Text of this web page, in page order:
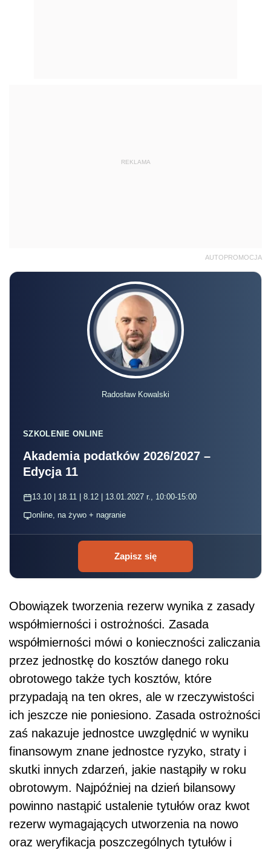
REKLAMA
AUTOPROMOCJA
Radosław Kowalski
SZKOLENIE ONLINE
Akademia podatków 2026/2027 –
Edycja 11
13.10 | 18.11 | 8.12 | 13.01.2027 r., 10:00-15:00
online, na żywo + nagranie
Zapisz się
Obowiązek tworzenia rezerw wynika z zasady
współmierności i ostrożności. Zasada
współmierności mówi o konieczności zaliczania
przez jednostkę do kosztów danego roku
obrotowego także tych kosztów, które
przypadają na ten okres, ale w rzeczywistości
ich jeszcze nie poniesiono. Zasada ostrożności
zaś nakazuje jednostce uwzględnić w wyniku
finansowym znane jednostce ryzyko, straty i
skutki innych zdarzeń, jakie nastąpiły w roku
obrotowym. Najpóźniej na dzień bilansowy
powinno nastąpić ustalenie tytułów oraz kwot
rezerw wymagających utworzenia na nowo
oraz weryfikacja poszczególnych tytułów i